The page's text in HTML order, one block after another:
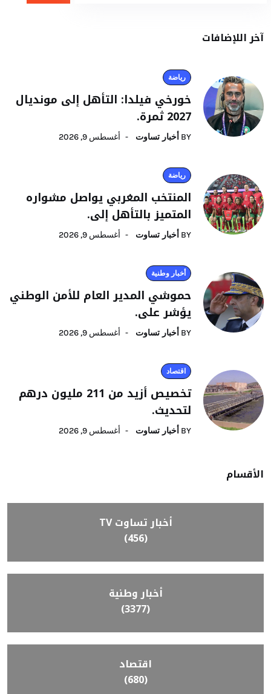
آخر اللإضافات
رياضة
خورخي فيلدا: التأهل إلى مونديال
2027 ثمرة.
BY أخبار تساوت أغسطس 9, 2026
رياضة
المنتخب المغربي يواصل مشواره
المتميز بالتأهل إلى.
BY أخبار تساوت أغسطس 9, 2026
أخبار وطنية
حموشي المدير العام للأمن الوطني
يؤشر على.
BY أخبار تساوت أغسطس 9, 2026
اقتصاد
تخصيص أزيد من 211 مليون درهم
لتحديث.
BY أخبار تساوت أغسطس 9, 2026
الأقسام
أخبار تساوت TV
(456)
أخبار وطنية
(3377)
اقتصاد
(680)